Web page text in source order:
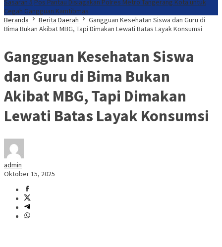
Sasaran 5 Pos Pantau Disiagakan Polres Metro Tangerang Kota untuk
Cegah Gangguan Kamtibmas
Beranda
Berita Daerah
Gangguan Kesehatan Siswa dan Guru di
Bima Bukan Akibat MBG, Tapi Dimakan Lewati Batas Layak Konsumsi
Gangguan Kesehatan Siswa
dan Guru di Bima Bukan
Akibat MBG, Tapi Dimakan
Lewati Batas Layak Konsumsi
admin
Oktober 15, 2025